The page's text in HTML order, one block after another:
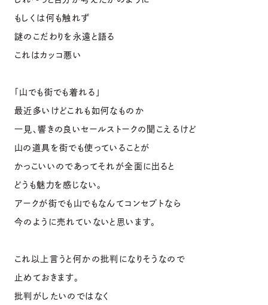
もしくは何も触れず
謎のこだわりを永遠と語る
これはカッコ悪い
「山でも街でも着れる」
最近多いけどこれも如何なものか
一見、響きの良いセールストークの聞こえるけど
山の道具を街でも使っていることが
かっこいいのであってそれが全面に出ると
どうも魅力を感じない。
アークが街でも山でもなんてコンセプトなら
今のように売れていないと思います。
これ以上言うと何かの批判になりそうなので
止めておきます。
批判がしたいのではなく